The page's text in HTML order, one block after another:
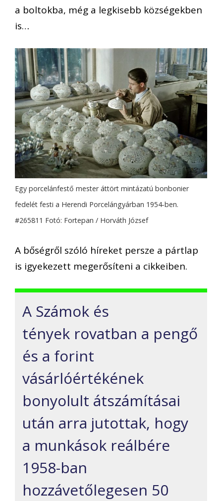
a boltokba, még a legkisebb községekben
is…
Egy porcelánfestő mester áttört mintázatú bonbonier
fedelét festi a Herendi Porcelángyárban 1954-ben.
#265811 Fotó: Fortepan / Horváth József
A bőségről szóló híreket persze a pártlap
is igyekezett megerősíteni a cikkeiben.
A Számok és
tények rovatban a pengő
és a forint
vásárlóértékének
bonyolult átszámításai
után arra jutottak, hogy
a munkások reálbére
1958-ban
hozzávetőlegesen 50